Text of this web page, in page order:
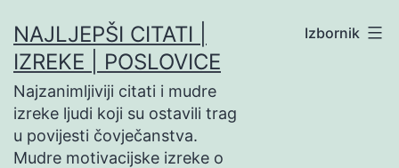
na
sadržaj
NAJLJEPŠI CITATI |
IZREKE | POSLOVICE
Najzanimljiviji citati i mudre
izreke ljudi koji su ostavili trag
u povijesti čovječanstva.
Mudre motivacijske izreke o
Izbornik